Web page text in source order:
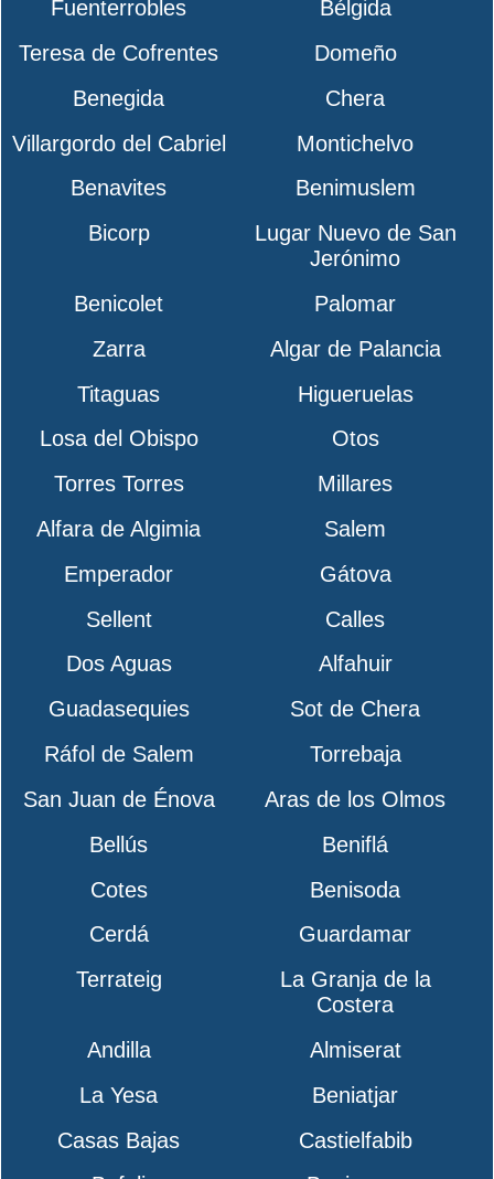
Fuenterrobles
Bélgida
Teresa de Cofrentes
Domeño
Benegida
Chera
Villargordo del Cabriel
Montichelvo
Benavites
Benimuslem
Bicorp
Lugar Nuevo de San
Jerónimo
Benicolet
Palomar
Zarra
Algar de Palancia
Titaguas
Higueruelas
Losa del Obispo
Otos
Torres Torres
Millares
Alfara de Algimia
Salem
Emperador
Gátova
Sellent
Calles
Dos Aguas
Alfahuir
Guadasequies
Sot de Chera
Ráfol de Salem
Torrebaja
San Juan de Énova
Aras de los Olmos
Bellús
Beniflá
Cotes
Benisoda
Cerdá
Guardamar
Terrateig
La Granja de la
Costera
Andilla
Almiserat
La Yesa
Beniatjar
Casas Bajas
Castielfabib